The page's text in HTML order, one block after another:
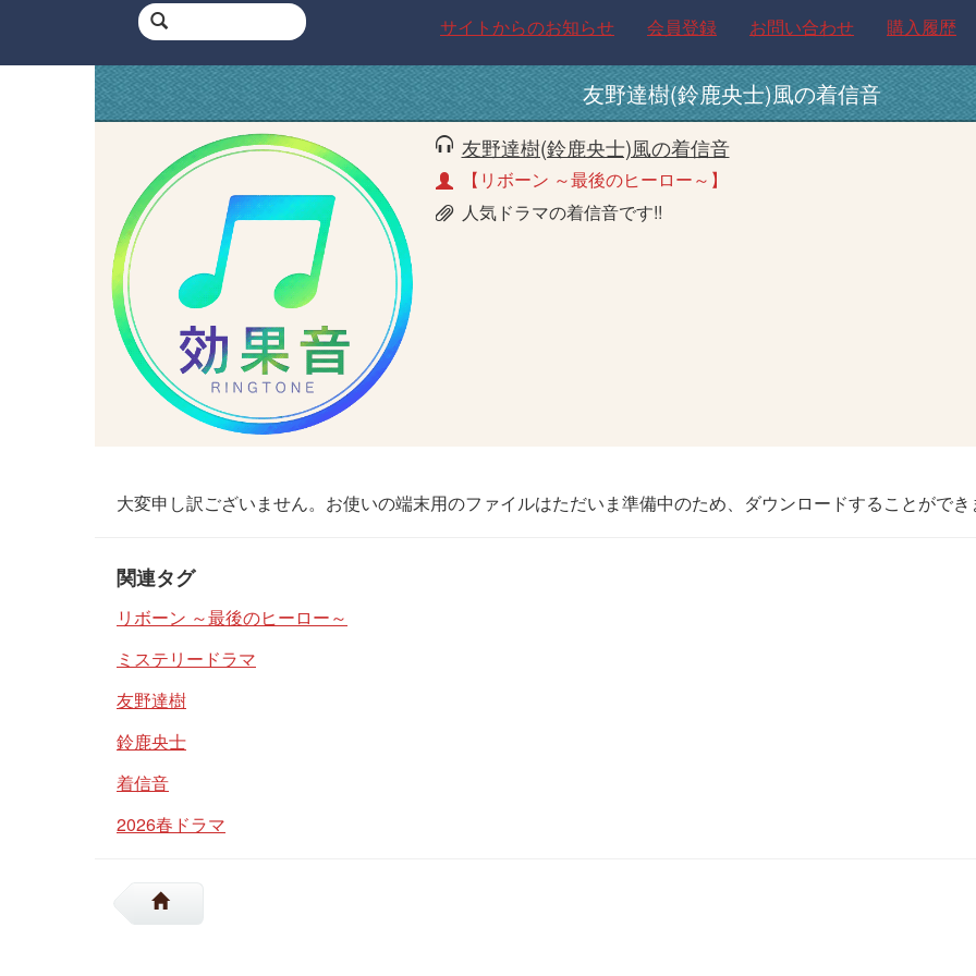
サイトからのお知らせ 会員登録 お問い合わせ 購入履歴
友野達樹(鈴鹿央士)風の着信音
友野達樹(鈴鹿央士)風の着信音
【リボーン ～最後のヒーロー～】
人気ドラマの着信音です!!
大変申し訳ございません。お使いの端末用のファイルはただいま準備中のため、ダウンロードすることがで
関連タグ
リボーン ～最後のヒーロー～
ミステリードラマ
友野達樹
鈴鹿央士
着信音
2026春ドラマ